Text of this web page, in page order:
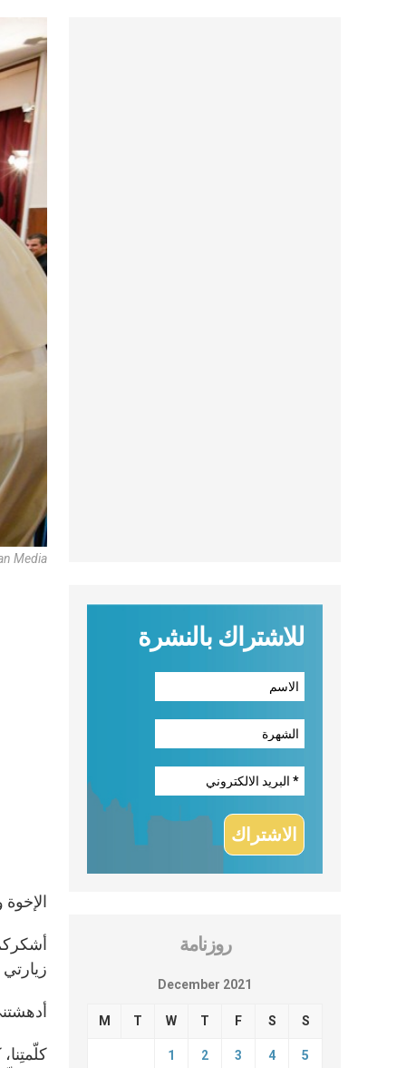
Media
الإخوة
للاشتراك بالنشرة
روزنامة
December 2021
M T W T F S S
1 2 3 4 5